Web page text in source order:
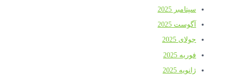
سپتامبر 2025
آگوست 2025
جولای 2025
فوریه 2025
ژانویه 2025